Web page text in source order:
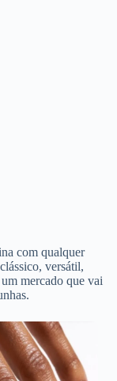
com qualquer
versátil,
mercado que vai